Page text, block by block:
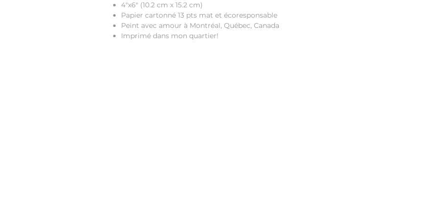
4"x6" (10.2 cm x 15.2 cm)
Papier cartonné 13 pts mat et écoresponsable
Peint avec amour à Montréal, Québec, Canada
Imprimé dans mon quartier!